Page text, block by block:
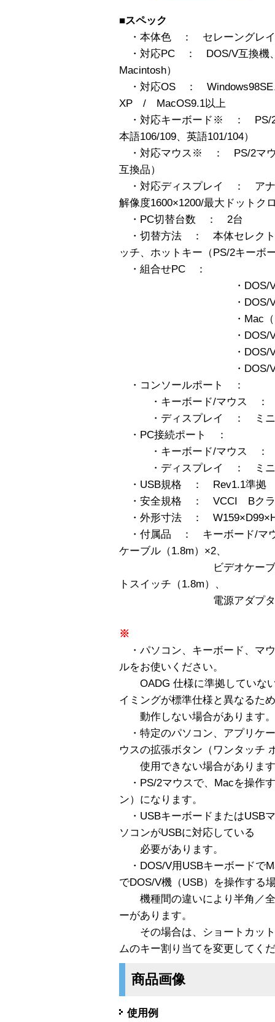
■スペック
・本体色 ： セレーングレイ
・対応PC ： DOS/V互換機
Macintosh）
・対応OS ： Windows98SE
XP / MacOS9.1以上
・対応キーボード※ ： PS/2
本語106/109、英語101/104）
・対応マウス※ ： PS/2マウ
互換品）
・対応ディスプレイ ： アナ
解像度1600×1200/最大ドットク
・PC切替台数 ： 2台
・切替方法 ： 本体セレクト
ッチ、ホットキー（PS/2キーボ
・組合せPC ：
・DOS/V（USB）
・DOS/V（USB
・Mac（USB）-
・DOS/V（PS/2）
・DOS/V（PS/2）
・DOS/V（PS/2
・コンソールポート ：
・キーボード/マウス ：
・ディスプレイ ： ミニD-
・PC接続ポート ：
・キーボード/マウス ：
・ディスプレイ ： ミニD-
・USB規格 ： Rev1.1準拠
・安全規格 ： VCCI Bク
・外形寸法 ：
・付属品 ： キーボード/マウ
ケーブル（1.8m）×2、
ビデオケーブル（
トスイッチ（1.8m）、
電源アダプタ、取扱
※
・パソコン、キーボード、マ
ルをお使いください。
OADG 仕様に準拠していな
イミングが標準仕様と異なるた
動作しない場合があります。
・特定のパソコン、アプリケ
ウスの拡張ボタン（ワンタッチ
使用できない場合がありま
・PS/2マウスで、Macを操作
ン）になります。
・USBキーボードまたはUSB
ソコンがUSBに対応している
必要があります。
・DOS/V用USBキーボードで
でDOS/V機（USB）を操作する
機種間の違いにより半角／全
ーがあります。
その場合は、ショートカット
ムのキー割り当てを変更してく
商品画像
使用例